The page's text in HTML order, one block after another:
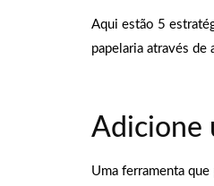
Aqui estão 5
papelaria através de
Adicione
Uma ferramenta